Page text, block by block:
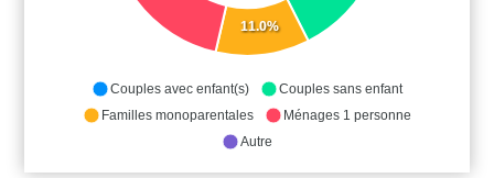
11.0%
Couples avec enfant(s)
Couples sans enfant
Familles monoparentales
Ménages 1 personne
Autre